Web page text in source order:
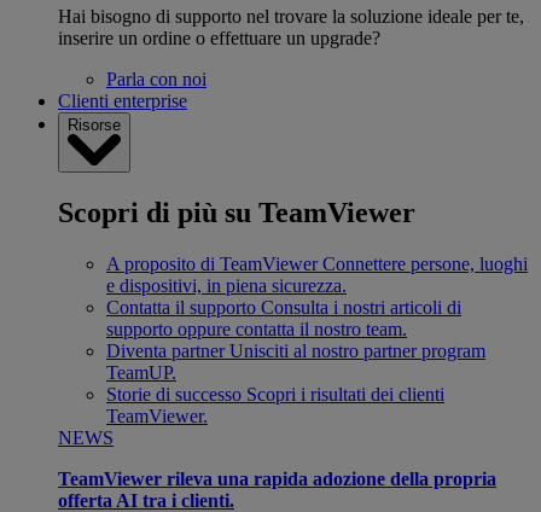
Hai bisogno di supporto nel trovare la soluzione ideale per te,
inserire un ordine o effettuare un upgrade?
Parla con noi
Clienti enterprise
Risorse
Scopri di più su TeamViewer
A proposito di TeamViewer Connettere persone, luoghi
e dispositivi, in piena sicurezza.
Contatta il supporto Consulta i nostri articoli di
supporto oppure contatta il nostro team.
Diventa partner Unisciti al nostro partner program
TeamUP.
Storie di successo Scopri i risultati dei clienti
TeamViewer.
NEWS
TeamViewer rileva una rapida adozione della propria
offerta AI tra i clienti.